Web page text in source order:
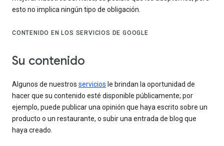
esto no implica ningún tipo de obligación.
CONTENIDO EN LOS SERVICIOS DE GOOGLE
Su contenido
Algunos de nuestros servicios le brindan la oportunidad de
hacer que su contenido esté disponible públicamente; por
ejemplo, puede publicar una opinión que haya escrito sobre un
producto o un restaurante, o subir una entrada de blog que
haya creado.